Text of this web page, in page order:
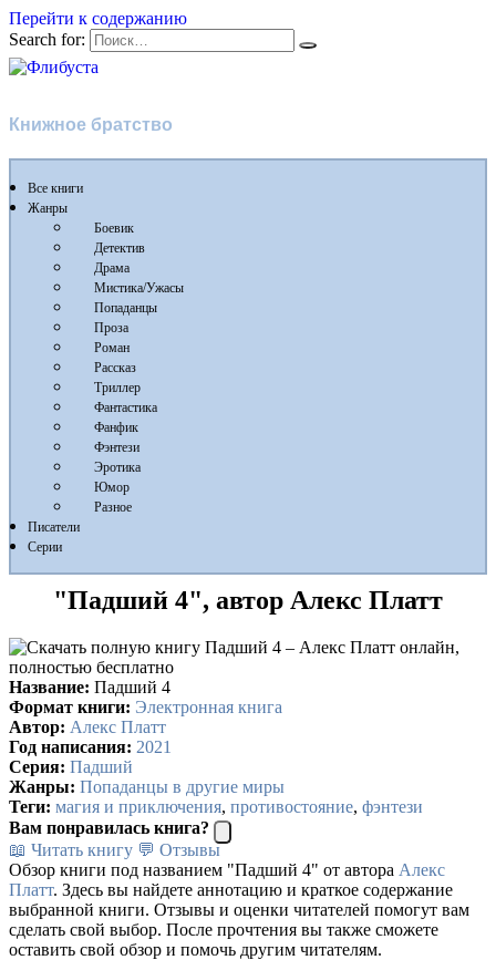
Перейти к содержанию
Search for:
Книжное братство
Все книги
Жанры
Боевик
Детектив
Драма
Мистика/Ужасы
Попаданцы
Проза
Роман
Рассказ
Триллер
Фантастика
Фанфик
Фэнтези
Эротика
Юмор
Разное
Писатели
Серии
"Падший 4", автор Алекс Платт
Название: Падший 4
Формат книги: Электронная книга
Автор: Алекс Платт
Год написания: 2021
Серия: Падший
Жанры: Попаданцы в другие миры
Теги: магия и приключения, противостояние, фэнтези
Вам понравилась книга?
📖 Читать книгу 💬 Отзывы
Обзор книги под названием "Падший 4" от автора Алекс
Платт. Здесь вы найдете аннотацию и краткое содержание
выбранной книги. Отзывы и оценки читателей помогут вам
сделать свой выбор. После прочтения вы также сможете
оставить свой обзор и помочь другим читателям.